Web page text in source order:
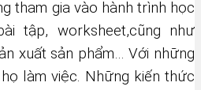
tham gia vào hành trình học
tập, worksheet,cũng như
xuất sản phẩm… Với những
làm việc. Những kiến thức